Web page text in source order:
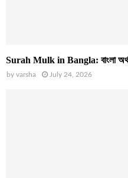
Surah Mulk in Bangla: বাংলা
by varsha July 24, 2026